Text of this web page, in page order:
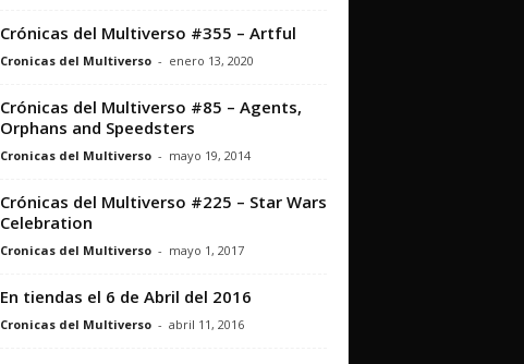
Crónicas del Multiverso #355 – Artful
Cronicas del Multiverso - enero 13, 2020
Crónicas del Multiverso #85 – Agents,
Orphans and Speedsters
Cronicas del Multiverso - mayo 19, 2014
Crónicas del Multiverso #225 – Star Wars
Celebration
Cronicas del Multiverso - mayo 1, 2017
En tiendas el 6 de Abril del 2016
Cronicas del Multiverso - abril 11, 2016